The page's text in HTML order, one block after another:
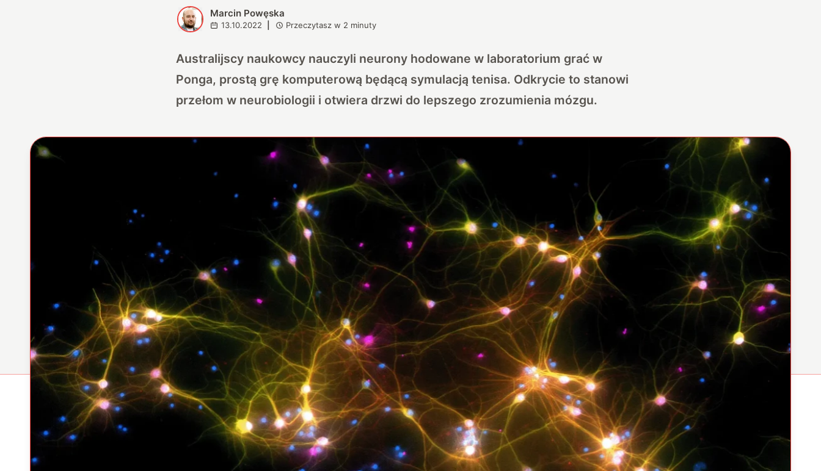
M Marcin Powęska
13.10.2022 Przeczytasz w 2 minuty
Australijscy naukowcy nauczyli neurony hodowane w laboratorium grać w
Ponga, prostą grę komputerową będącą symulacją tenisa. Odkrycie to stanowi
przełom w neurobiologii i otwiera drzwi do lepszego zrozumienia mózgu.